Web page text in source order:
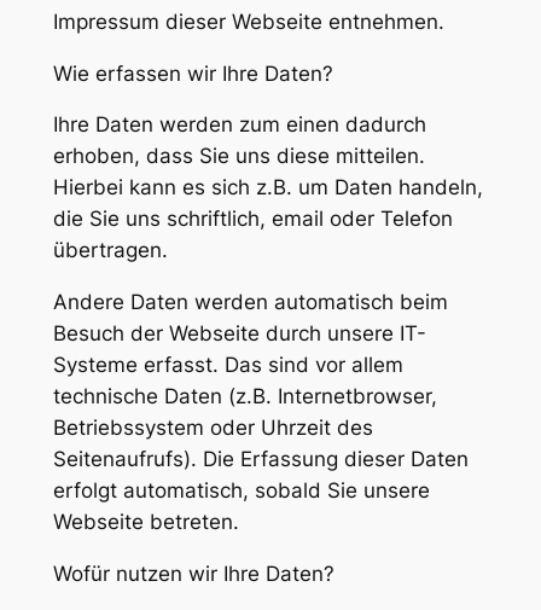
Impressum dieser Webseite entnehmen.
Wie erfassen wir Ihre Daten?
Ihre Daten werden zum einen dadurch
erhoben, dass Sie uns diese mitteilen.
Hierbei kann es sich z.B. um Daten handeln,
die Sie uns schriftlich, email oder Telefon
übertragen.
Andere Daten werden automatisch beim
Besuch der Webseite durch unsere IT-
Systeme erfasst. Das sind vor allem
technische Daten (z.B. Internetbrowser,
Betriebssystem oder Uhrzeit des
Seitenaufrufs). Die Erfassung dieser Daten
erfolgt automatisch, sobald Sie unsere
Webseite betreten.
Wofür nutzen wir Ihre Daten?